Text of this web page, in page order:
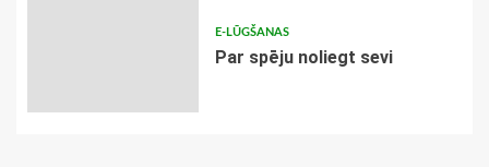
E-LŪGŠANAS
Par spēju noliegt sevi